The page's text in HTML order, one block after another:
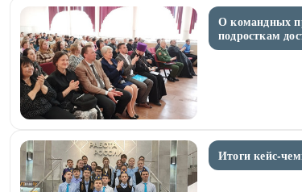
О командных
подросткам
Итоги кейс-